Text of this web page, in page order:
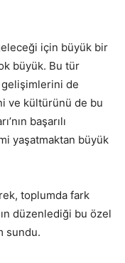
için büyük bir
büyük. Bu tür
de
ve kültürünü de bu
başarılı
yaşatmaktan büyük
toplumda fark
düzenlediği bu özel
sundu.